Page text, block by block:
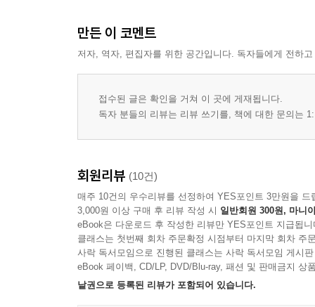
실전 모의고사 1회
실전 모의고사 4회
실전 모의고사 5회
만든 이 코멘트
저자, 역자, 편집자를 위한 공간입니다. 독자들에게 전하
접수된 글은 확인을 거쳐 이 곳에 게재됩니다.
독자 분들의 리뷰는 리뷰 쓰기를, 책에 대한 문의는
회원리뷰 (10건)
매주 10건의 우수리뷰를 선정하여 YES포인트 3만원을 드
3,000원 이상 구매 후 리뷰 작성 시 일반회원 300원, 마니
eBook은 다운로드 후 작성한 리뷰만 YES포인트 지급됩니
클래스는 첫번째 회차 주문확정 시점부터 마지막 회차 주
사락 독서모임으로 진행된 클래스는 사락 독서모임 게시
eBook 페이백, CD/LP, DVD/Blu-ray, 패션 및 판매금지 상
낱권으로 등록된 리뷰가 포함되어 있습니다.